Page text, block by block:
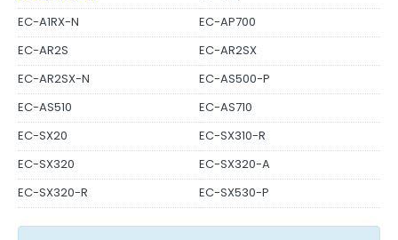
EC-A1RX-N
EC-AP700
EC-AR2S
EC-AR2SX
EC-AR2SX-N
EC-AS500-P
EC-AS510
EC-AS710
EC-SX20
EC-SX310-R
EC-SX320
EC-SX320-A
EC-SX320-R
EC-SX530-P